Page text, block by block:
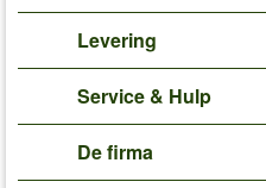
Levering
Service & Hulp
De firma